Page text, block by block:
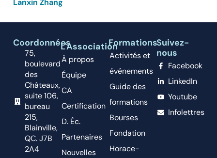
Lanxin Zhang
Coordonnées
75,
boulevard
des
Châteaux,
suite 106,
bureau
215,
Blainville,
QC. J7B
2A4
L'Association
À propos
Équipe
CA
Certification
D. Éc.
Partenaires
Nouvelles
Formations
Activités et
événements
Guide des
formations
Bourses
Fondation
Horace-
Suivez-
nous
Facebook
LinkedIn
Youtube
Infolettres